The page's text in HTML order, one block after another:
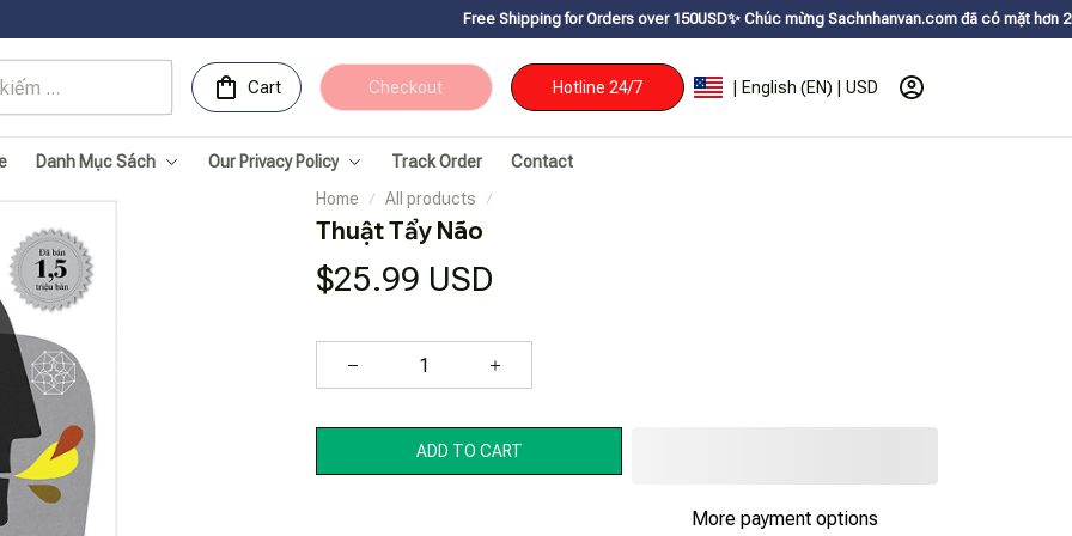
Free Shipping for Orders over 150USDㅤ✨ Chúc mừng Sachnhanvan.com đã có mặt hơn 200 quốc gia
Cart Checkout Hotline 24/7 | English (EN) | USD
Danh Mục Sách Our Privacy Policy Track Order
Contact
Home
All products
Thuật Tẩy Não
$25.99 USD
ADD TO CART
More payment options